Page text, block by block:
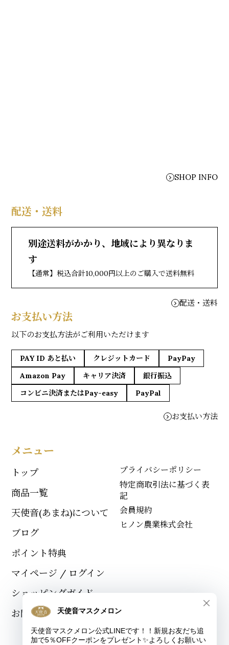
SHOP INFO
配送・送料
別途送料がかかり、地域により異なりま
す
【通常】税込合計10,000円以上のご購入で送料無料
配送・送料
お支払い方法
以下のお支払方法がご利用いただけます
PAY ID あと払い クレジットカード
PayPay
Amazon Pay
キャリア決済
銀行振込
コンビニ決済またはPay-easy
PayPal
お支払い方法
メニュー
トップ
商品一覧
天使音(あまね)について
ブログ
ポイント特典
マイページ / ログイン
ショッピングガイド
お問い合わせ
プライバシーポリシー
特定商取引法に基づく表
記
会員規約
ヒノン農業株式会社